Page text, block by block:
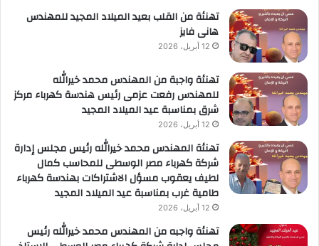
تهنئة من القلب بعيد الميلاد المجيد للمهندس
هانى فايز
12 أبريل، 2026
تهنئة واجبة من المهندس محمد خيرالله
للمهندس رفعت عزمى رئيس هندسة كهرباء مركز
شرق بمناسبة عيد الميلاد المجيد
12 أبريل، 2026
تهنئة المهندس محمد خيرالله رئيس مجلس إدارة
شركة كهرباء مصر الوسطى للمحاسب كمال
لطيف يعقوب مسؤل الاشتراكات بهندسة كهرباء
طامية غرب بمناسبة عيد الميلاد المجيد
12 أبريل، 2026
تهنئة واجبه من المهندس محمد خيرالله رئيس